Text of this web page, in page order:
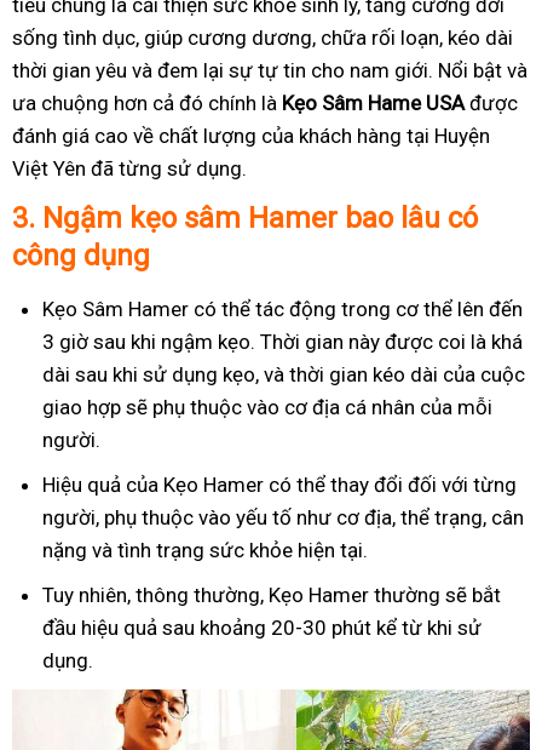
tiêu chung là cải thiện sức khỏe sinh lý, tăng cường đời
sống tình dục, giúp cương dương, chữa rối loạn, kéo dài
thời gian yêu và đem lại sự tự tin cho nam giới. Nổi bật và
ưa chuộng hơn cả đó chính là Kẹo Sâm Hame USAđược
đánh giá cao về chất lượng của khách hàng tại Huyện
Việt Yên đã từng sử dụng.
3. Ngậm kẹo sâm Hamer bao lâu có
công dụng
Kẹo Sâm Hamer có thể tác động trong cơ thể lên đến
3 giờ sau khi ngậm kẹo. Thời gian này được coi là khá
dài sau khi sử dụng kẹo, và thời gian kéo dài của cuộc
giao hợp sẽ phụ thuộc vào cơ địa cá nhân của mỗi
người.
Hiệu quả của Kẹo Hamer có thể thay đổi đối với từng
người, phụ thuộc vào yếu tố như cơ địa, thể trạng, cân
nặng và tình trạng sức khỏe hiện tại.
Tuy nhiên, thông thường, Kẹo Hamer thường sẽ bắt
đầu hiệu quả sau khoảng 20-30 phút kể từ khi sử
dụng.